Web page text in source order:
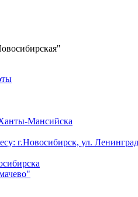
Мансийска
г.Новосибирск, ул.